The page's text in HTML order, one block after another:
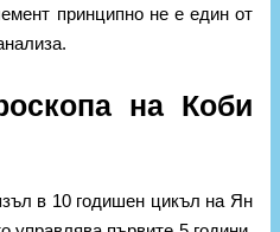
принципно не е един от
на Коби
в 10 годишен цикъл на Ян